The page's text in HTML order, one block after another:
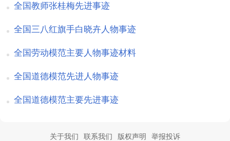
全国教师张桂梅先进事迹
全国三八红旗手白晓卉人物事迹
全国劳动模范主要人物事迹材料
全国道德模范先进人物事迹
全国道德模范主要先进事迹
关于我们 联系我们 版权声明 举报投诉